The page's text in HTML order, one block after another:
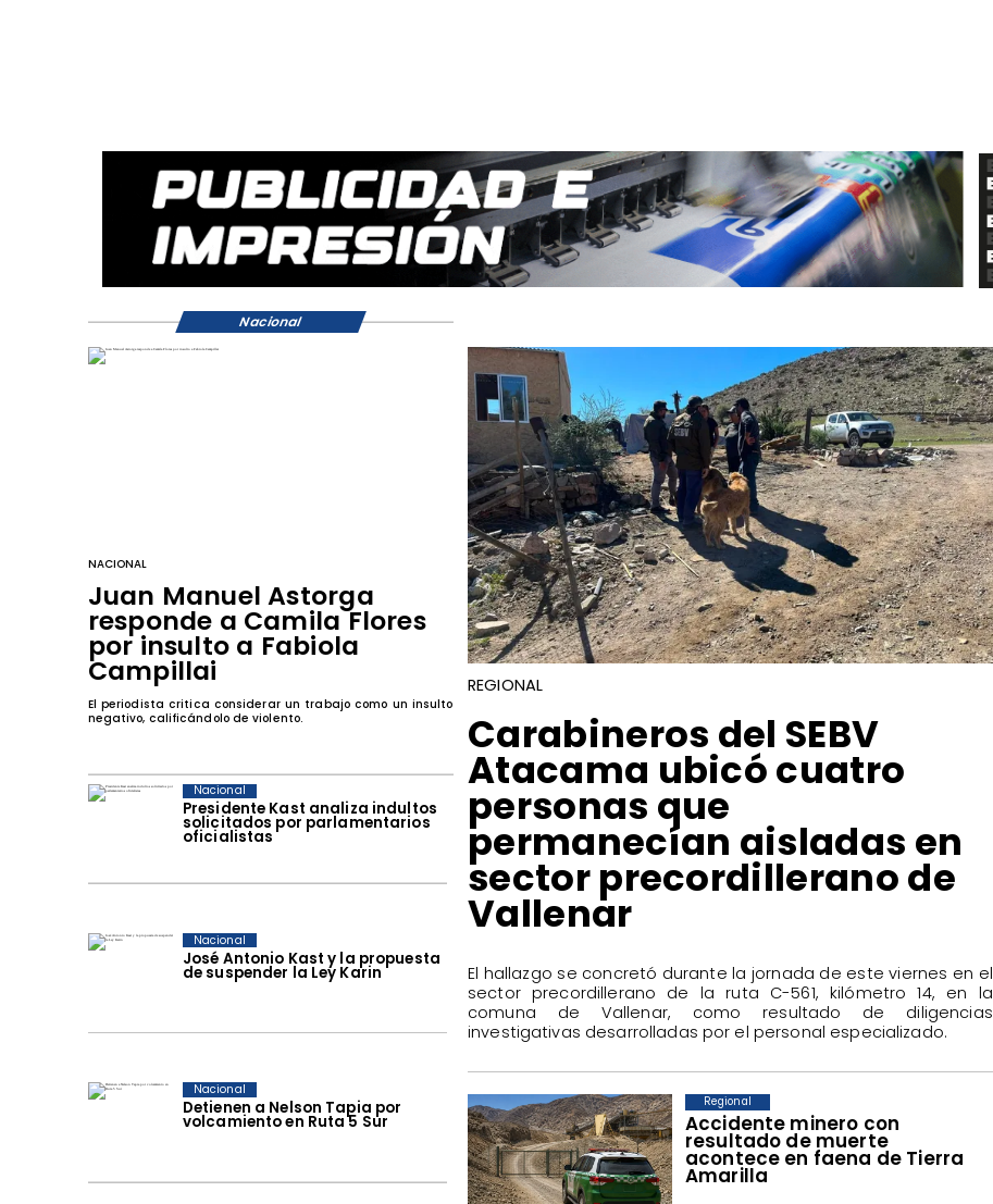
Presidente Kast analiza indultos
solicitados por parlamentarios
oficialistas
Nacional
José Antonio Kast y la propuesta
de suspender la Ley Karin
Nacional
Detienen a Nelson Tapia por
volcamiento en Ruta 5 Sur
Nacional
Accidente minero con
resultado de muerte
acontece en faena de Tierra
Amarilla
Regional
NACIONAL
Juan Manuel Astorga
responde a Camila Flores
por insulto a Fabiola
Campillai
El periodista critica considerar un trabajo como un insulto
negativo, calificándolo de violento.
REGIONAL
Carabineros del SEBV
Atacama ubicó cuatro
personas que
permanecían aisladas en
sector precordillerano de
Vallenar
El hallazgo se concretó durante la jornada de este viernes en el
sector precordillerano de la ruta C-561, kilómetro 14, en la
comuna de Vallenar, como resultado de diligencias
investigativas desarrolladas por el personal especializado.
Nacional